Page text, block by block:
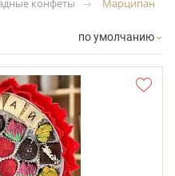
конфеты Марципан
по умолчанию